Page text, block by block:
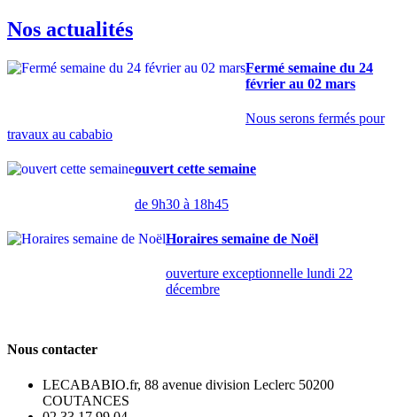
Nos actualités
Fermé semaine du 24
février au 02 mars
Nous serons fermés pour
travaux au cababio
ouvert cette semaine
de 9h30 à 18h45
Horaires semaine de Noël
ouverture exceptionnelle lundi 22
décembre
Nous contacter
LECABABIO.fr, 88 avenue division Leclerc 50200
COUTANCES